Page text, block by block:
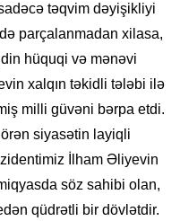
təqvim dəyişikliyi
parçalanmadan xilasa,
hüquqi və mənəvi
xalqın təkidli tələbi ilə
milli güvəni bərpa etdi.
siyasətin layiqli
İlham Əliyevin
söz sahibi olan,
qüdrətli bir dövlətdir.